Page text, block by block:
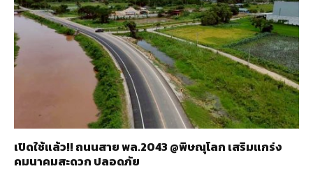
เปิดใช้แล้ว!! ถนนสาย พล.2043 @พิษณุโลก เสริมแกร่ง
คมนาคมสะดวก ปลอดภัย